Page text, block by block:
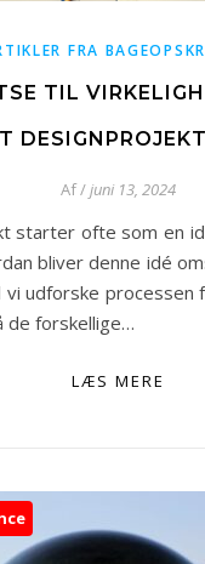
FRA
TIL
Af/juni 13, 2024
bliver denne idé
vi udforske
de forskellige…
LÆS MERE